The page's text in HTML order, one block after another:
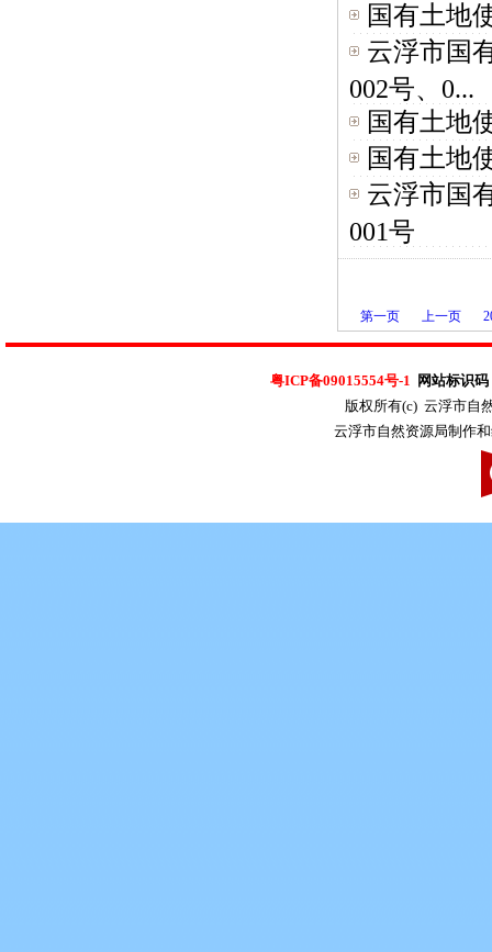
国有土地
云浮市国
002号、0...
国有土地
国有土地
云浮市国
001号
第一页 上一页
粤ICP备09015554号-1 网站标识
版权所有(c) 云浮市自
云浮市自然资源局制作